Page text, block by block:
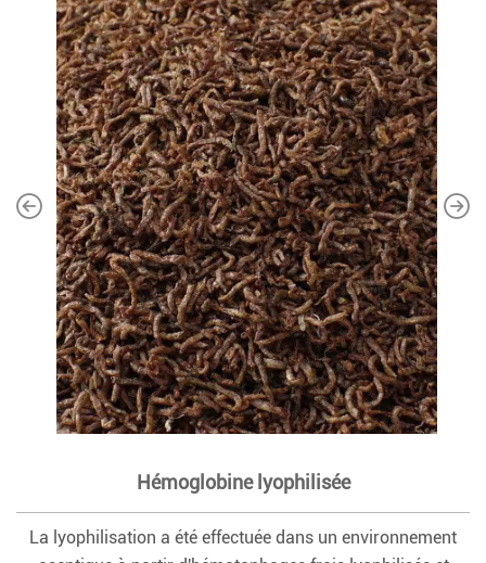
Hémoglobine lyophilisée
La lyophilisation a été effectuée dans un environnement